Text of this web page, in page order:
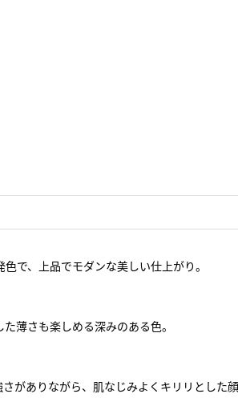
で、上品でモダンな美しい仕上がり。
薄さも楽しめる深みのある色。
がありながら、肌なじみよくキリリとした顔